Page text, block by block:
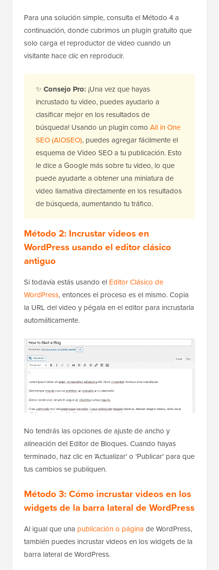
Para una solución simple, consulta el Método 4 a
continuación, donde cubrimos un plugin gratuito que
solo carga el reproductor de video cuando un
visitante hace clic en reproducir.
✨Consejo Pro: ¡Una vez que hayas
incrustado tu video, puedes ayudarlo a
clasificar mejor en los resultados de
búsqueda! Usando un plugin como All in One
SEO (AIOSEO), puedes agregar fácilmente el
esquema de Video SEO a tu publicación. Esto
le dice a Google más sobre tu video, lo que
puede ayudarte a obtener una miniatura de
video llamativa directamente en los resultados
de búsqueda, aumentando tu tráfico.
Método 2: Incrustar videos en
WordPress usando el editor clásico
antiguo
Si todavía estás usando el Editor Clásico de
WordPress, entonces el proceso es el mismo. Copia
la URL del video y pégala en el editor para incrustarla
automáticamente.
No tendrás las opciones de ajuste de ancho y
alineación del Editor de Bloques. Cuando hayas
terminado, haz clic en 'Actualizar' o 'Publicar' para que
tus cambios se publiquen.
Método 3: Cómo incrustar videos en los
widgets de la barra lateral de WordPress
Al igual que una publicación o página de WordPress,
también puedes incrustar videos en los widgets de la
barra lateral de WordPress.